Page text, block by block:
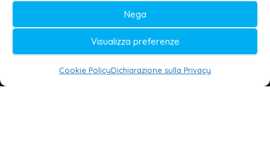
Nega
Visualizza preferenze
Cookie PolicyDichiarazione sulla Privacy
Testata iscritta al n. 11/2020 Registro della
Stampa Tribunale di Lecce
Editore e direttore responsabile:
Daniele G. Masciullo